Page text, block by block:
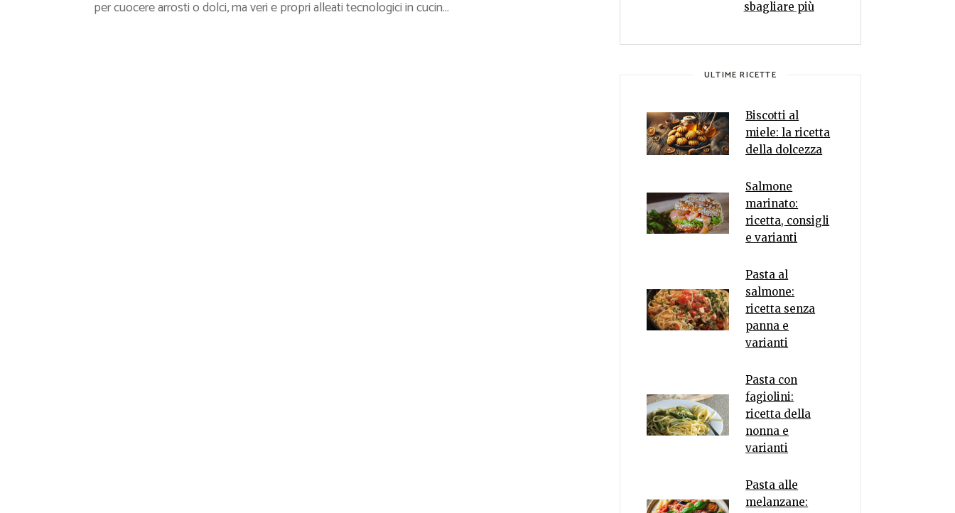
per cuocere arrosti o dolci, ma veri e propri alleati tecnologici in cucin...
sbagliare più
ULTIME RICETTE
Biscotti al
miele: la ricetta
della dolcezza
Salmone
marinato:
ricetta, consigli
e varianti
Pasta al
salmone:
ricetta senza
panna e
varianti
Pasta con
fagiolini:
ricetta della
nonna e
varianti
Pasta alle
melanzane: